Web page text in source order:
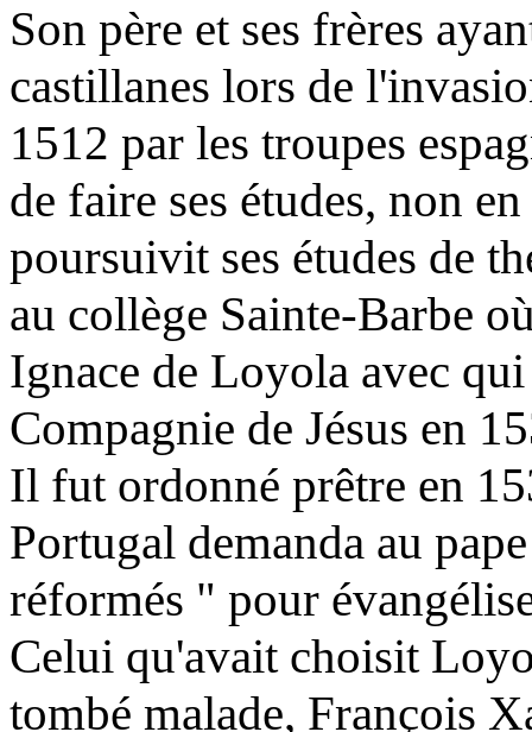
Son père et ses frères
castillanes lors de
1512 par les troupes
de faire ses études, non
poursuivit ses études de
au collège Sainte-Barbe
Ignace de Loyola avec
Compagnie de Jésus en
Il fut ordonné prêtre en
Portugal demanda au
réformés " pour
Celui qu'avait choisit
tombé malade, François